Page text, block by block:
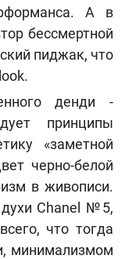
А в
бессмертной
пиджак, что
денди -
принципы
«заметной
черно-белой
в живописи.
Chanel №5,
что тогда
минимализмом